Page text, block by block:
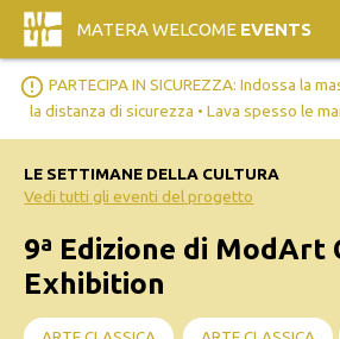
MATERA WELCOME EVENTS
error_outline PARTECIPA IN SICUREZZA: Indossa la
la distanza di sicurezza • Lava spesso le
LE SETTIMANE DELLA CULTURA
Vedi tutti gli eventi del progetto
9ª Edizione di ModArt
Exhibition